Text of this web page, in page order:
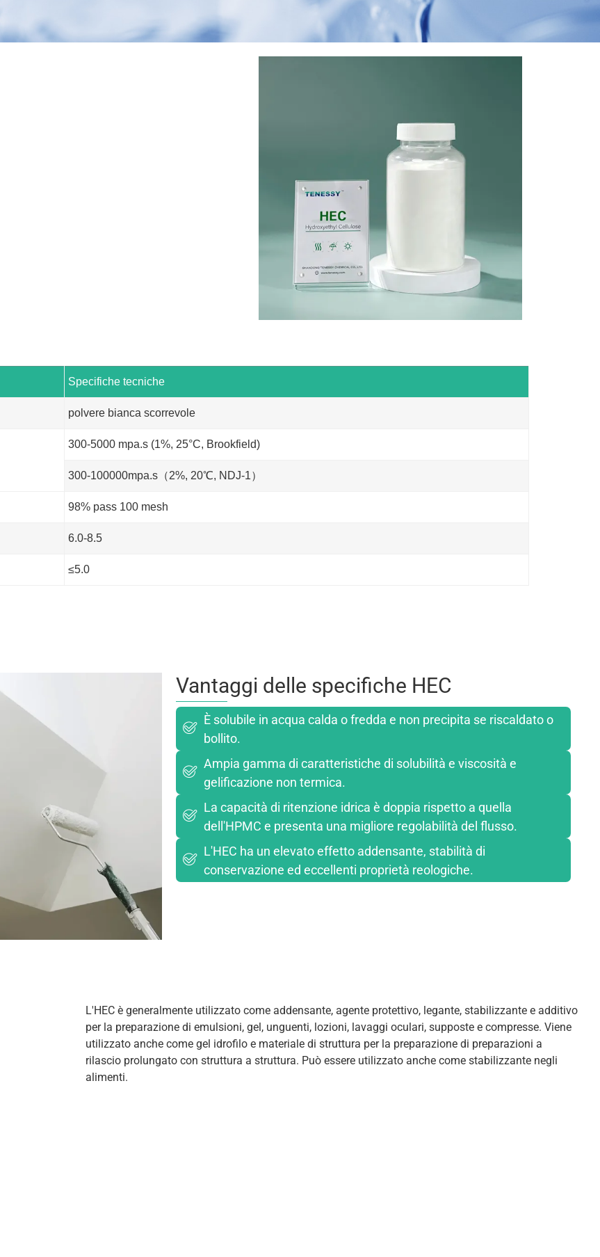
Specifiche tecniche
polvere bianca scorrevole
300-5000 mpa.s (1%, 25°C, Brookfield)
300-100000mpa.s（2%, 20℃, NDJ-1）
98% pass 100 mesh
6.0-8.5
≤5.0
Vantaggi delle specifiche HEC
È solubile in acqua calda o fredda e non precipita se riscaldato o
bollito.
Ampia gamma di caratteristiche di solubilità e viscosità e
gelificazione non termica.
La capacità di ritenzione idrica è doppia rispetto a quella
dell'HPMC e presenta una migliore regolabilità del flusso.
L'HEC ha un elevato effetto addensante, stabilità di
conservazione ed eccellenti proprietà reologiche.
L'HEC è generalmente utilizzato come addensante, agente protettivo, legante, stabilizzante e additivo
per la preparazione di emulsioni, gel, unguenti, lozioni, lavaggi oculari, supposte e compresse. Viene
utilizzato anche come gel idrofilo e materiale di struttura per la preparazione di preparazioni a
rilascio prolungato con struttura a struttura. Può essere utilizzato anche come stabilizzante negli
alimenti.